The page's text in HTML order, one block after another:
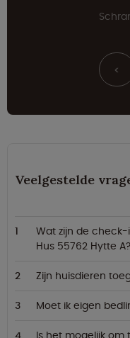
<
Veelgestelde
Wat zijn de
Hus 55762 Hytte A?
Zijn huisdieren
Moet ik eigen